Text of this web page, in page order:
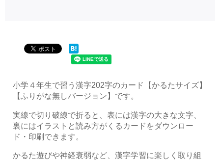
小学４年生で習う漢字202字のカード【かるたサイズ】
【ふりがな無しバージョン】です。
実線で切り破線で折ると、表には漢字の大きな文字、
裏にはイラストと読み方がくるカードをダウンロー
ド・印刷できます。
かるた遊びや神経衰弱など、漢字学習に楽しく取り組